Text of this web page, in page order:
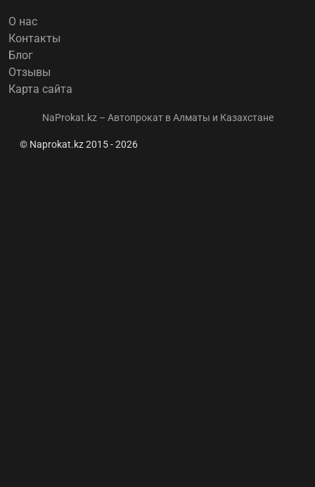
О нас
Контакты
Блог
Отзывы
Карта сайта
NaProkat.kz – Автопрокат в Алматы и Казахстане
© Naprokat.kz 2015 - 2026